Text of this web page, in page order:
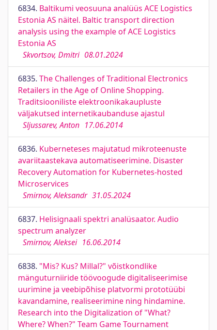
6834. Baltikumi veosuuna analüüs ACE Logistics
Estonia AS näitel. Baltic transport direction
analysis using the example of ACE Logistics
Estonia AS
Skvortsov, Dmitri 08.01.2024
6835. The Challenges of Traditional Electronics
Retailers in the Age of Online Shopping.
Traditsiooniliste elektroonikakaupluste
väljakutsed internetikaubanduse ajastul
Sljussarev, Anton 17.06.2014
6836. Kuberneteses majutatud mikroteenuste
avariitaastekava automatiseerimine. Disaster
Recovery Automation for Kubernetes-hosted
Microservices
Smirnov, Aleksandr 31.05.2024
6837. Helisignaali spektri analüsaator. Audio
spectrum analyzer
Smirnov, Aleksei 16.06.2014
6838. "Mis? Kus? Millal?" võistkondlike
mänguturniiride töövoogude digitaliseerimise
uurimine ja veebipõhise platvormi prototüübi
kavandamine, realiseerimine ning hindamine.
Research into the Digitalization of "What?
Where? When?" Team Game Tournament